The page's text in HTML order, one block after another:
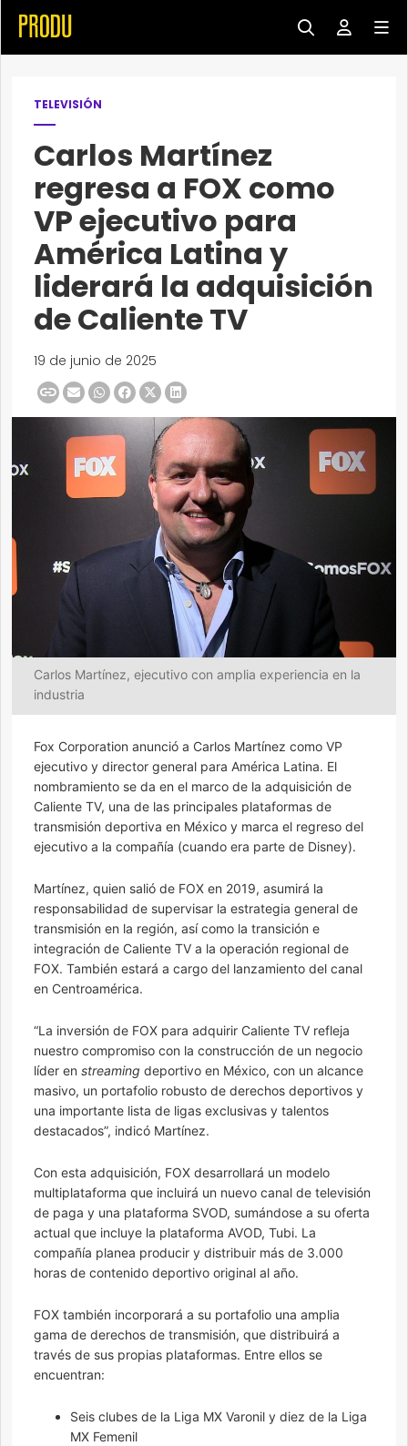
TELEVISIÓN
Carlos Martínez
regresa a FOX como
VP ejecutivo para
América Latina y
liderará la adquisición
de Caliente TV
19 de junio de 2025
Carlos Martínez, ejecutivo con amplia experiencia en la
industria
Fox Corporation anunció a Carlos Martínez como VP
ejecutivo y director general para América Latina. El
nombramiento se da en el marco de la adquisición de
Caliente TV, una de las principales plataformas de
transmisión deportiva en México y marca el regreso del
ejecutivo a la compañía (cuando era parte de Disney).
Martínez, quien salió de FOX en 2019, asumirá la
responsabilidad de supervisar la estrategia general de
transmisión en la región, así como la transición e
integración de Caliente TV a la operación regional de
FOX. También estará a cargo del lanzamiento del canal
en Centroamérica.
“La inversión de FOX para adquirir Caliente TV refleja
nuestro compromiso con la construcción de un negocio
líder en streaming deportivo en México, con un alcance
masivo, un portafolio robusto de derechos deportivos y
una importante lista de ligas exclusivas y talentos
destacados”, indicó Martínez.
Con esta adquisición, FOX desarrollará un modelo
multiplataforma que incluirá un nuevo canal de televisión
de paga y una plataforma SVOD, sumándose a su oferta
actual que incluye la plataforma AVOD, Tubi. La
compañía planea producir y distribuir más de 3.000
horas de contenido deportivo original al año.
FOX también incorporará a su portafolio una amplia
gama de derechos de transmisión, que distribuirá a
través de sus propias plataformas. Entre ellos se
encuentran:
Seis clubes de la Liga MX Varonil y diez de la Liga
MX Femenil